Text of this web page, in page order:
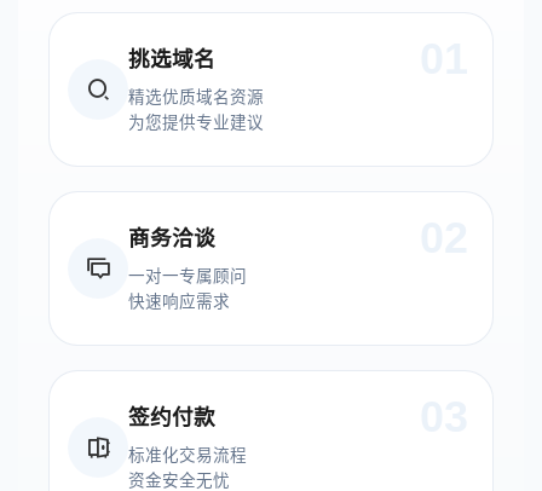
挑选域名
精选优质域名资源
为您提供专业建议
商务洽谈
一对一专属顾问
快速响应需求
签约付款
标准化交易流程
资金安全无忧